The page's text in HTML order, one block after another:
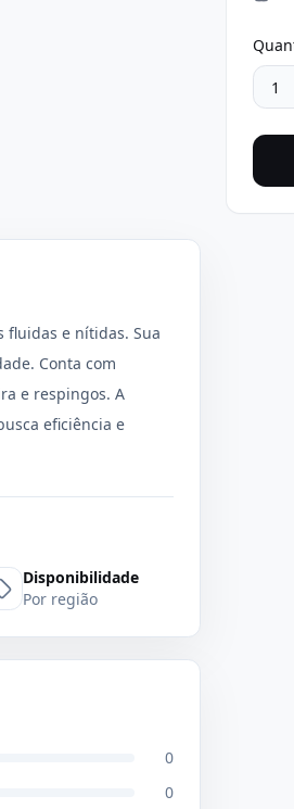
fluidas e nítidas. Sua
Conta com
e respingos. A
eficiência e
Disponibilidade
Por região
0
0